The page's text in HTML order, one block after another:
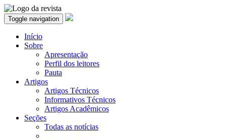
Toggle navigation
Início
Sobre
Apresentação
Perfil dos leitores
Pauta
Artigos
Artigos Técnicos
Informativos Técnicos
Artigos Acadêmicos
Seções
Todas as notícias